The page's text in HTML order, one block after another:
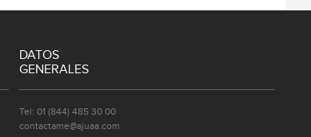
DATOS
GENERALES
Tel: 01 (844) 485 30 00
contactame@ajuaa.com